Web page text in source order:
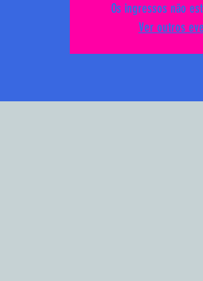
Os ingressos não
Ver outros